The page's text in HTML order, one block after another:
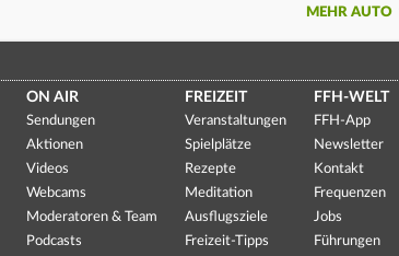
MEHR AUTO
ON AIR
Sendungen
Aktionen
Videos
Webcams
Moderatoren & Team
Podcasts
FREIZEIT
Veranstaltungen
Spielplätze
Rezepte
Meditation
Ausflugsziele
Freizeit-Tipps
FFH-WELT
FFH-App
Newsletter
Kontakt
Frequenzen
Jobs
Führungen